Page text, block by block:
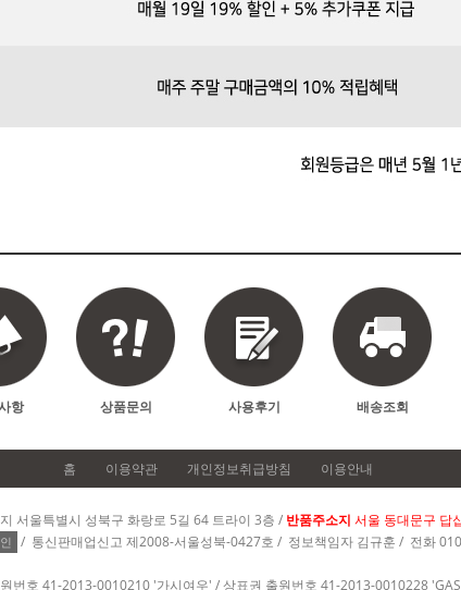
항 상품문의 사용후기 배송조회
홈 이용약관 개인정보취급방침 이용안내
서울특별시 성북구 화랑로 5길 64 트라이 3층 / 반품주소지 서울 동대문구 답
/ 통신판매업신고 제2008-서울성북-0427호 / 정보책임자 김규훈 / 전화
번호 41-2013-0010210 '가시여우' / 상표권 출원번호 41-2013-0010228